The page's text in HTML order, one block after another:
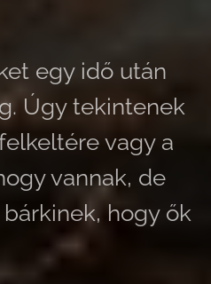
egy idő után
Úgy tekintenek
vagy a
vannak, de
hogy ők